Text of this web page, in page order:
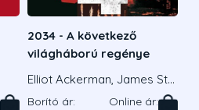
2034 - A következő
világháború regénye
Elliot Ackerman, James Sta
Borító ár: Online ár: